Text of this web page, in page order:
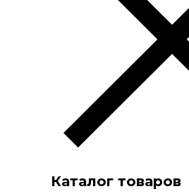
Каталог товаров